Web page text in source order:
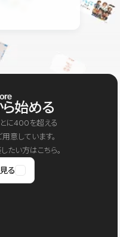
ら始める
に400を超える
意しています。
たい方はこちら。
る